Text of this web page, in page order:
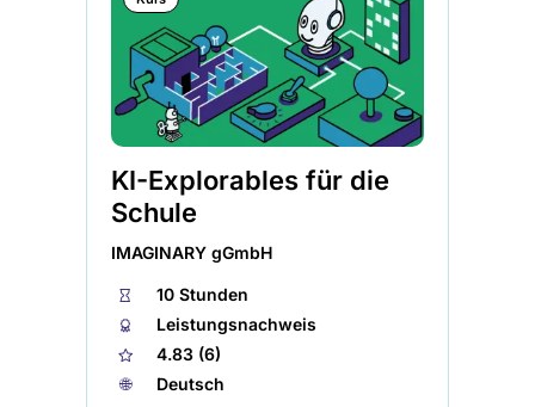
KI-Explorables für die
Schule
IMAGINARY gGmbH
⏱
10 Stunden
🏅︎
Leistungsnachweis
★
4.83 (6)
🌐︎
Deutsch